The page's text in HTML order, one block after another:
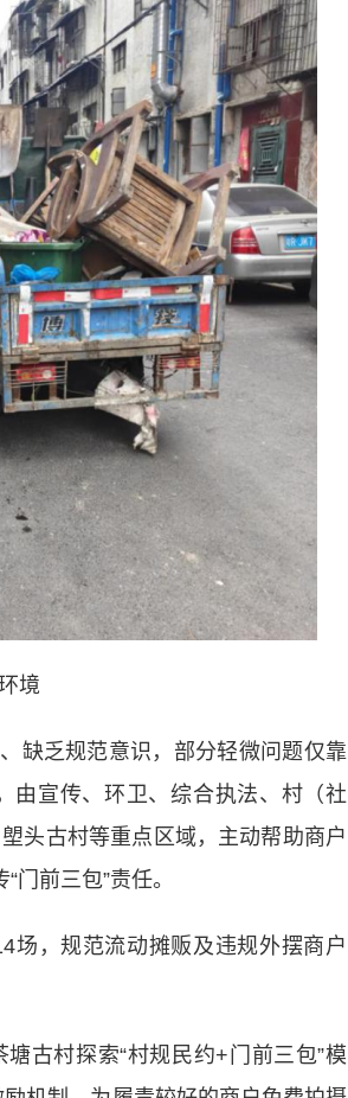
境
缺乏规范意识，部分轻微问题仅靠
由宣传、环卫、综合执法、村（社
头古村等重点区域，主动帮助商户
门前三包”责任。
，规范流动摊贩及违规外摆商户
古村探索“村规民约+门前三包”模